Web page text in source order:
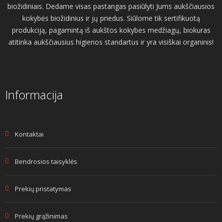
biožidiniais. Dedame visas pastangas pasiūlyti Jums aukščiausios
kokybės biožidinius ir jų priedus. Siūlome tik sertifikuotą
produkciją, pagamintą iš aukštos kokybės medžiagų, biokuras
atitinka aukščiausius higienos standartus ir yra visiškai organinis!
Informacija
Kontaktai
Bendrosios taisyklės
Prekių pristatymas
Prekių grąžinimas